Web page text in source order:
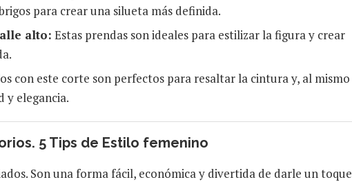
para crear una silueta más definida.
alto: Estas prendas son ideales para estilizar la figura y crear
con este corte son perfectos para resaltar la cintura y, al mismo
y elegancia.
5 Tips de Estilo femenino
Son una forma fácil, económica y divertida de darle un toque